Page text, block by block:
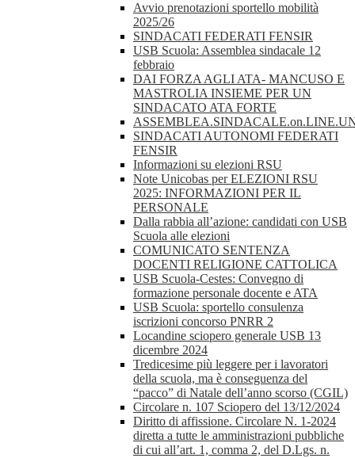
Avvio prenotazioni sportello mobilità
2025/26
SINDACATI FEDERATI FENSIR
USB Scuola: Assemblea sindacale 12
febbraio
DAI FORZA AGLI ATA- MANCUSO E
MASTROLIA INSIEME PER UN
SINDACATO ATA FORTE
SINDACATI AUTONOMI FEDERATI
FENSIR
Informazioni su elezioni RSU
Note Unicobas per ELEZIONI RSU
2025: INFORMAZIONI PER IL
PERSONALE
Dalla rabbia all’azione: candidati con USB
Scuola alle elezioni
COMUNICATO SENTENZA
DOCENTI RELIGIONE CATTOLICA
USB Scuola-Cestes: Convegno di
formazione personale docente e ATA
USB Scuola: sportello consulenza
iscrizioni concorso PNRR 2
Locandine sciopero generale USB 13
dicembre 2024
Tredicesime più leggere per i lavoratori
della scuola, ma è conseguenza del
“pacco” di Natale dell’anno scorso (CGIL)
Circolare n. 107 Sciopero del 13/12/2024
Diritto di affissione. Circolare N. 1-2024
diretta a tutte le amministrazioni pubbliche
di cui all’art. 1, comma 2, del D.Lgs. n.